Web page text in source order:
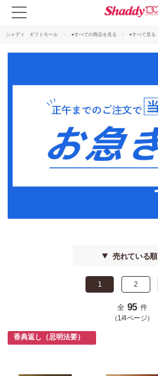
シャディ ギフトモール ●すべての商品を見る ●すべて見る
売れている順
1 2
全 95 件
（1/4ページ）
香典返し（忌明法要）